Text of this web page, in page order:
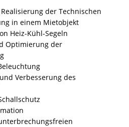
der Technischen
in einem Mietobjekt
Heiz-Kühl-Segeln
Optimierung der
Verbesserung des